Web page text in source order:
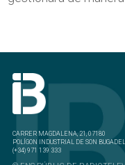
CARRER MAGDALENA, 21, 07180
POLÍGON INDUSTRIAL DE SON
(+34) 971 139 333